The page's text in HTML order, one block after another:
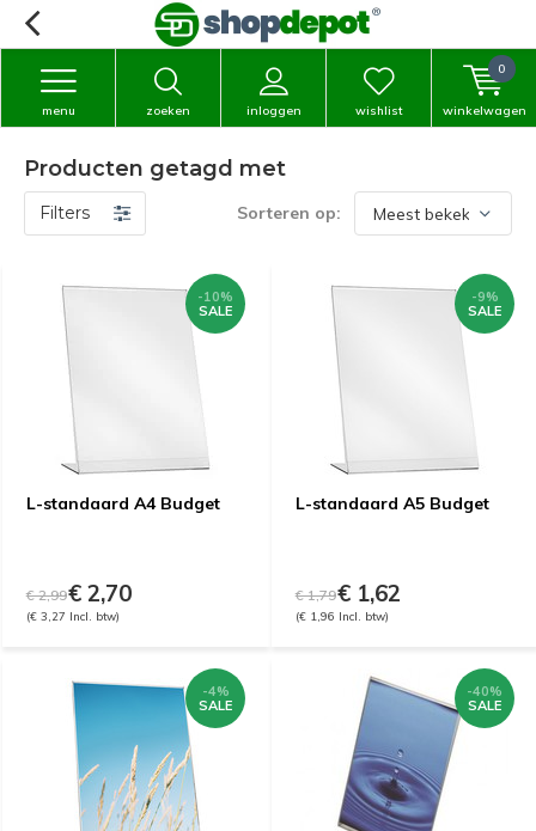
zoeken inloggen
menu wishlist winkelwagen
0
Producten getagd met
Filters Sorteren op:
L-standaard A4 Budget
-10%
SALE
€ 2,99€ 2,70
(€ 3,27 Incl. btw)
L-standaard A5 Budget
-9%
SALE
€ 1,79€ 1,62
(€ 1,96 Incl. btw)
-4%
SALE
-40%
SALE